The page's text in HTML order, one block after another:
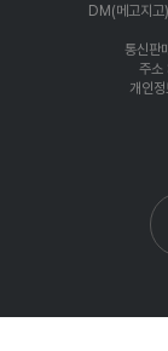
DM(메고지고)
통신판
주소
개인